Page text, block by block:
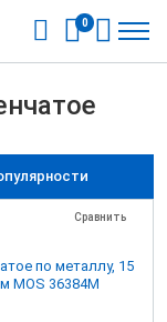
0
Сравнить
по металлу, 15
MOS 36384М